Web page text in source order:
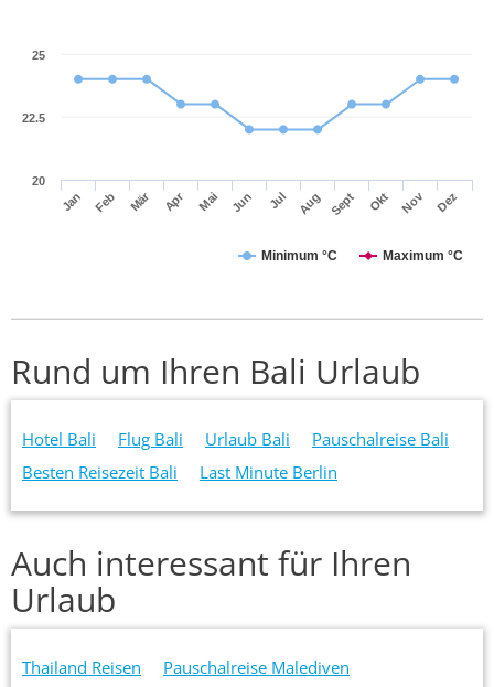
Minimum °C Maximum °C
Jan Feb Mär Apr Mai Jun Jul Aug Sept Okt Nov Dez
20
22.5
25
Rund um Ihren Bali Urlaub
Hotel Bali Flug Bali Urlaub Bali
Pauschalreise Bali
Besten Reisezeit Bali
Last Minute Berlin
Auch interessant für Ihren
Urlaub
Thailand Reisen
Pauschalreise Malediven